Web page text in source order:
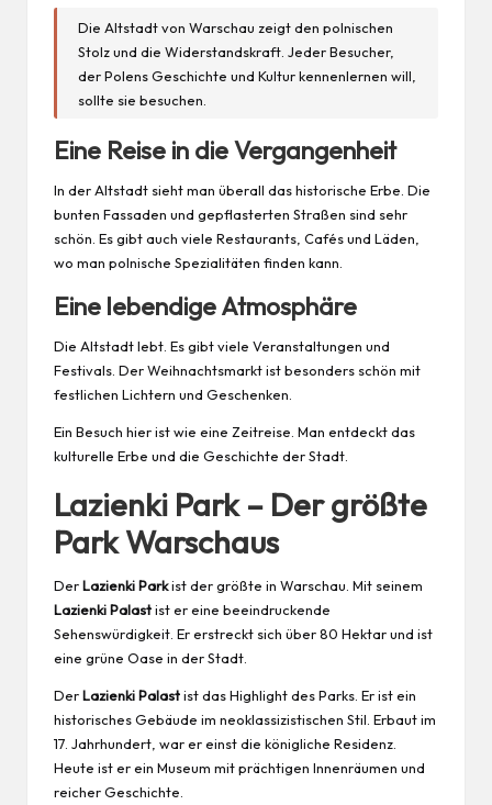
Die Altstadt von Warschau zeigt den polnischen
Stolz und die Widerstandskraft. Jeder Besucher,
der Polens Geschichte und Kultur kennenlernen will,
sollte sie besuchen.
Eine Reise in die Vergangenheit
In der Altstadt sieht man überall das historische Erbe. Die
bunten Fassaden und gepflasterten Straßen sind sehr
schön. Es gibt auch viele Restaurants, Cafés und Läden,
wo man polnische Spezialitäten finden kann.
Eine lebendige Atmosphäre
Die Altstadt lebt. Es gibt viele Veranstaltungen und
Festivals. Der Weihnachtsmarkt ist besonders schön mit
festlichen Lichtern und Geschenken.
Ein Besuch hier ist wie eine Zeitreise. Man entdeckt das
kulturelle Erbe und die Geschichte der Stadt.
Lazienki Park – Der größte
Park Warschaus
DerLazienki Parkist der größte in Warschau. Mit seinem
Lazienki Palastist er eine beeindruckende
Sehenswürdigkeit. Er erstreckt sich über 80 Hektar und ist
eine grüne Oase in der Stadt.
DerLazienki Palastist das Highlight des Parks. Er ist ein
historisches Gebäude im neoklassizistischen Stil. Erbaut im
17. Jahrhundert, war er einst die königliche Residenz.
Heute ist er ein Museum mit prächtigen Innenräumen und
reicher Geschichte.